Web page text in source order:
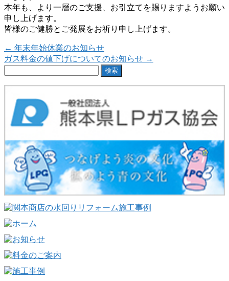
本年も、より一層のご支援、お引立てを賜りますようお願い
申し上げます。
皆様のご健勝とご発展をお祈り申し上げます。
← 年末年始休業のお知らせ
ガス料金の値下げについてのお知らせ →